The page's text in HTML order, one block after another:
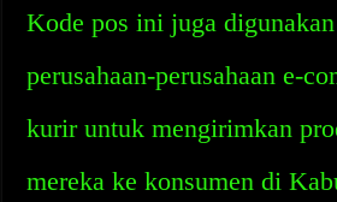
Kode pos ini juga
perusahaan-perusahaan e-
kurir untuk mengirimkan
mereka ke konsumen di